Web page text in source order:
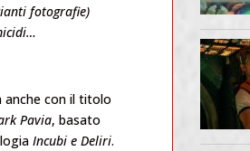
fotografie)
anche con il titolo
Pavia, basato
Incubi e Deliri.